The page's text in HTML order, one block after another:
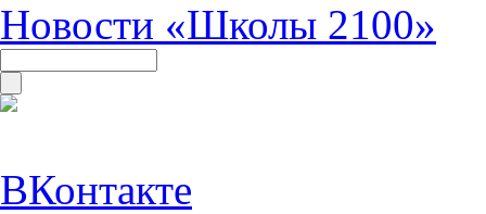
Новости «Школы 2100»
ВКонтакте